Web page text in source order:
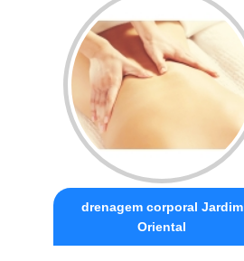
drenagem corporal Jardim
Oriental